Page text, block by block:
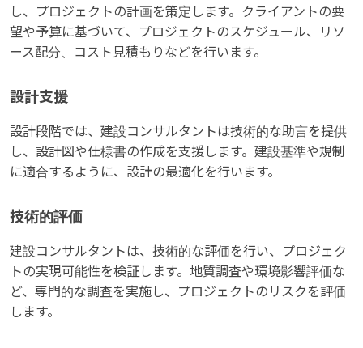
し、プロジェクトの計画を策定します。クライアントの要
望や予算に基づいて、プロジェクトのスケジュール、リソ
ース配分、コスト見積もりなどを行います。
設計支援
設計段階では、建設コンサルタントは技術的な助言を提供
し、設計図や仕様書の作成を支援します。建設基準や規制
に適合するように、設計の最適化を行います。
技術的評価
建設コンサルタントは、技術的な評価を行い、プロジェク
トの実現可能性を検証します。地質調査や環境影響評価な
ど、専門的な調査を実施し、プロジェクトのリスクを評価
します。